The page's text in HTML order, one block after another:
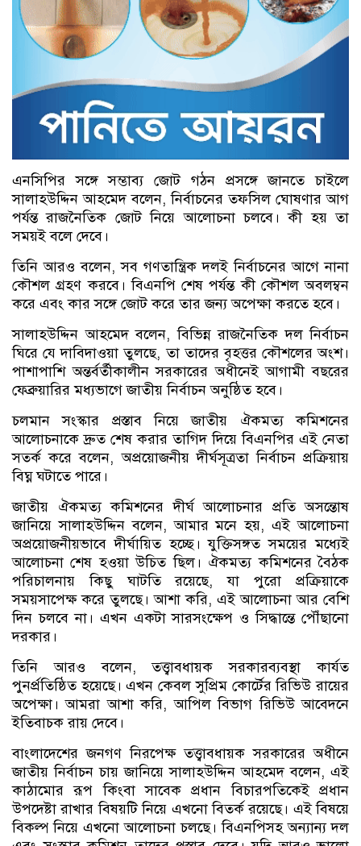
এনসিপির সঙ্গে সম্ভাব্য জোট গঠন প্রসঙ্গে জানতে চাইলে
সালাহউদ্দিন আহমেদ বলেন, নির্বাচনের তফসিল ঘোষণার আগ
পর্যন্ত রাজনৈতিক জোট নিয়ে আলোচনা চলবে। কী হয় তা
সময়ই বলে দেবে।
তিনি আরও বলেন, সব গণতান্ত্রিক দলই নির্বাচনের আগে নানা
কৌশল গ্রহণ করবে। বিএনপি শেষ পর্যন্ত কী কৌশল অবলম্বন
করে এবং কার সঙ্গে জোট করে তার জন্য অপেক্ষা করতে হবে।
সালাহউদ্দিন আহমেদ বলেন, বিভিন্ন রাজনৈতিক দল নির্বাচন
ঘিরে যে দাবিদাওয়া তুলছে, তা তাদের বৃহত্তর কৌশলের অংশ।
পাশাপাশি অন্তর্বর্তীকালীন সরকারের অধীনেই আগামী বছরের
ফেব্রুয়ারির মধ্যভাগে জাতীয় নির্বাচন অনুষ্ঠিত হবে।
চলমান সংস্কার প্রস্তাব নিয়ে জাতীয় ঐকমত্য কমিশনের
আলোচনাকে দ্রুত শেষ করার তাগিদ দিয়ে বিএনপির এই নেতা
সতর্ক করে বলেন, অপ্রয়োজনীয় দীর্ঘসূত্রতা নির্বাচন প্রক্রিয়ায়
বিঘ্ন ঘটাতে পারে।
জাতীয় ঐকমত্য কমিশনের দীর্ঘ আলোচনার প্রতি অসন্তোষ
জানিয়ে সালাহউদ্দিন বলেন, আমার মনে হয়, এই আলোচনা
অপ্রয়োজনীয়ভাবে দীর্ঘায়িত হচ্ছে। যুক্তিসঙ্গত সময়ের মধ্যেই
আলোচনা শেষ হওয়া উচিত ছিল। ঐকমত্য কমিশনের বৈঠক
পরিচালনায় কিছু ঘাটতি রয়েছে, যা পুরো প্রক্রিয়াকে
সময়সাপেক্ষ করে তুলছে। আশা করি, এই আলোচনা আর বেশি
দিন চলবে না। এখন একটা সারসংক্ষেপ ও সিদ্ধান্তে পৌঁছানো
দরকার।
তিনি আরও বলেন, তত্ত্বাবধায়ক সরকারব্যবস্থা কার্যত
পুনর্প্রতিষ্ঠিত হয়েছে। এখন কেবল সুপ্রিম কোর্টের রিভিউ রায়ের
অপেক্ষা। আমরা আশা করি, আপিল বিভাগ রিভিউ আবেদনে
ইতিবাচক রায় দেবে।
বাংলাদেশের জনগণ নিরপেক্ষ তত্ত্বাবধায়ক সরকারের অধীনে
জাতীয় নির্বাচন চায় জানিয়ে সালাহউদ্দিন আহমেদ বলেন, এই
কাঠামোর রূপ কিংবা সাবেক প্রধান বিচারপতিকেই প্রধান
উপদেষ্টা রাখার বিষয়টি নিয়ে এখনো বিতর্ক রয়েছে। এই বিষয়ে
বিকল্প নিয়ে এখনো আলোচনা চলছে। বিএনপিসহ অন্যান্য দল